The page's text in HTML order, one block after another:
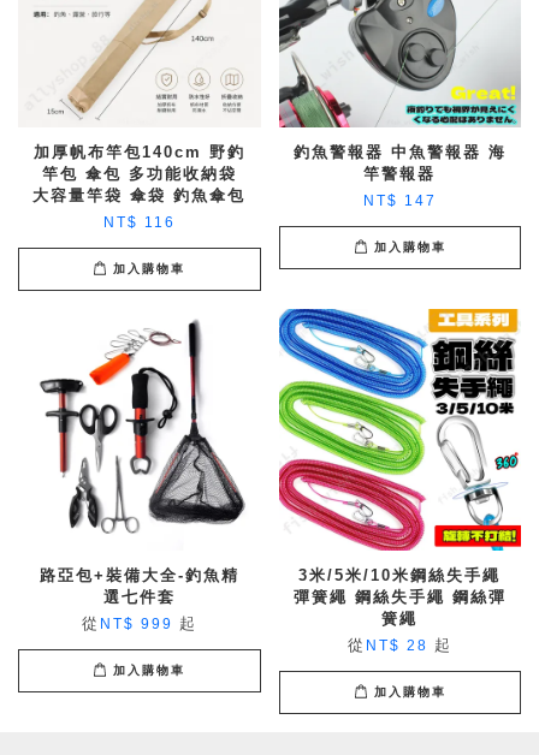
加厚帆布竿包140cm 野釣
竿包 傘包 多功能收納袋
大容量竿袋 傘袋 釣魚傘包
NT$ 116
加入購物車
釣魚警報器 中魚警報器 海
竿警報器
NT$ 147
加入購物車
路亞包+裝備大全-釣魚精
選七件套
從 NT$ 999 起
加入購物車
3米/5米/10米鋼絲失手繩
彈簧繩 鋼絲失手繩 鋼絲彈
簧繩
從 NT$ 28 起
加入購物車